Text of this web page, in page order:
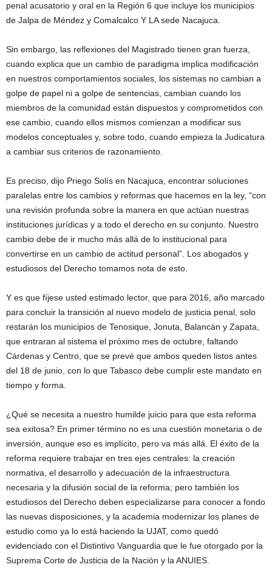
penal acusatorio y oral en la Región 6 que incluye los municipios
de Jalpa de Méndez y Comalcalco Y LA sede Nacajuca.
Sin embargo, las reflexiones del Magistrado tienen gran fuerza,
cuando explica que un cambio de paradigma implica modificación
en nuestros comportamientos sociales, los sistemas no cambian a
golpe de papel ni a golpe de sentencias, cambian cuando los
miembros de la comunidad están dispuestos y comprometidos con
ese cambio, cuando ellos mismos comienzan a modificar sus
modelos conceptuales y, sobre todo, cuando empieza la Judicatura
a cambiar sus criterios de razonamiento.
Es preciso, dijo Priego Solís en Nacajuca, encontrar soluciones
paralelas entre los cambios y reformas que hacemos en la ley, “con
una revisión profunda sobre la manera en que actúan nuestras
instituciones jurídicas y a todo el derecho en su conjunto. Nuestro
cambio debe de ir mucho más allá de lo institucional para
convertirse en un cambio de actitud personal”. Los abogados y
estudiosos del Derecho tomamos nota de esto.
Y es que fíjese usted estimado lector, que para 2016, año marcado
para concluir la transición al nuevo modelo de justicia penal, solo
restarán los municipios de Tenosique, Jonuta, Balancán y Zapata,
que entraran al sistema el próximo mes de octubre, faltando
Cárdenas y Centro, que se prevé que ambos queden listos antes
del 18 de junio, con lo que Tabasco debe cumplir este mandato en
tiempo y forma.
¿Qué se necesita a nuestro humilde juicio para que esta reforma
sea exitosa? En primer término no es una cuestión monetaria o de
inversión, aunque eso es implícito, pero va más allá. El éxito de la
reforma requiere trabajar en tres ejes centrales: la creación
normativa, el desarrollo y adecuación de la infraestructura
necesaria y la difusión social de la reforma; pero también los
estudiosos del Derecho deben especializarse para conocer a fondo
las nuevas disposiciones, y la academia modernizar los planes de
estudio como ya lo está haciendo la UJAT, como quedó
evidenciado con el Distintivo Vanguardia que le fue otorgado por la
Suprema Corte de Justicia de la Nación y la ANUIES.